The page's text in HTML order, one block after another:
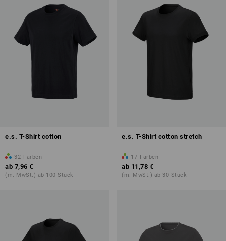
e.s. T-Shirt cotton
32 Farben
ab 7,96 €
(m. MwSt.) ab 100 Stück
e.s. T-Shirt cotton stretch
17 Farben
ab 11,78 €
(m. MwSt.) ab 30 Stück